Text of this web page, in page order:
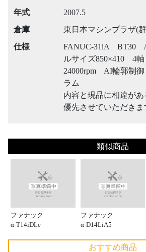
年式
2007.5
倉庫
東日本マシンプラザ(
仕様
FANUC-31iA BT30
ルサイズ850×410 4
24000rpm AI輪郭制
ラム
内容と現品に相違が
優先させていただきま
類似商品
ファナック
α-T14iDLe
ファナック
α-D14LiA5
おすすめ商品